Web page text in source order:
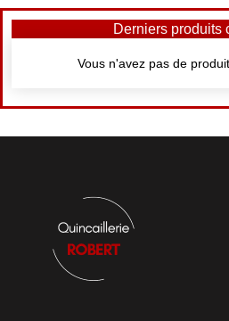
Derniers produits
Vous n'avez pas de